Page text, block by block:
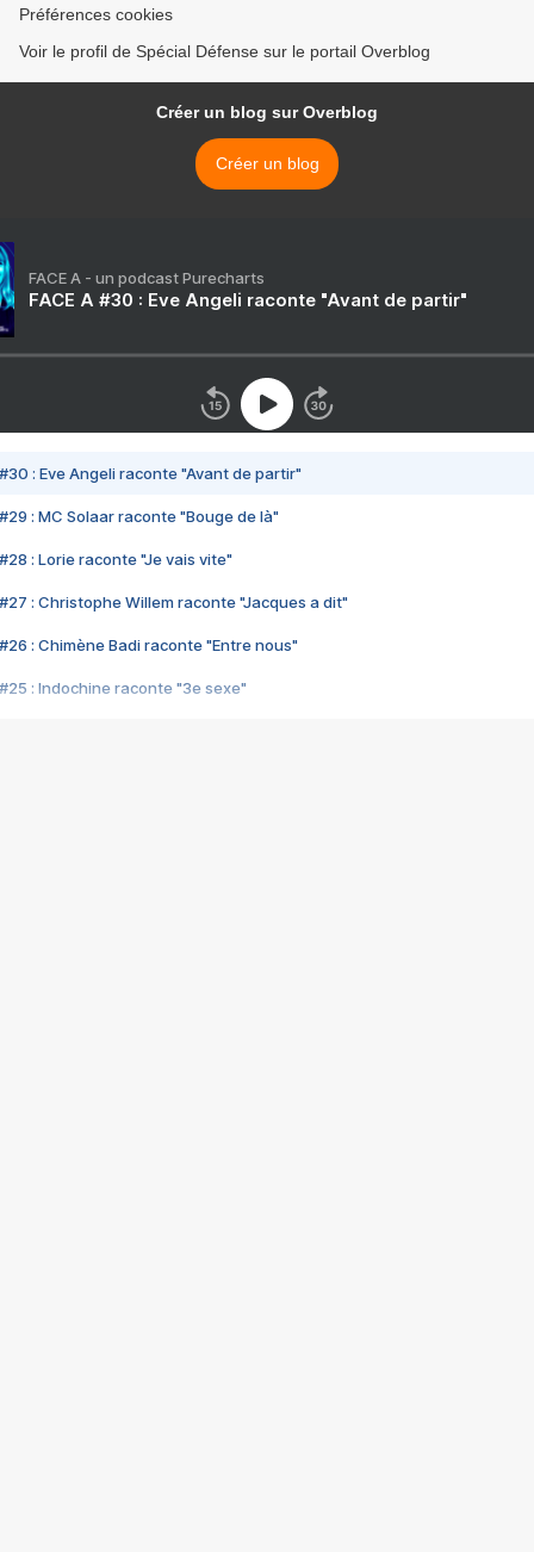
Préférences cookies
Voir le profil de Spécial Défense sur le portail Overblog
Créer un blog sur Overblog
Créer un blog
FACE A - un podcast Purecharts
FACE A #30 : Eve Angeli raconte "Avant de partir"
#30 : Eve Angeli raconte "Avant de partir"
#29 : MC Solaar raconte "Bouge de là"
#28 : Lorie raconte "Je vais vite"
#27 : Christophe Willem raconte "Jacques a dit"
#26 : Chimène Badi raconte "Entre nous"
#25 : Indochine raconte "3e sexe"